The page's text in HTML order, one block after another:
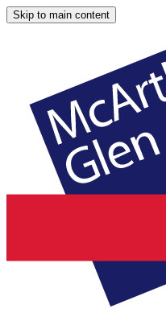
Skip to main content